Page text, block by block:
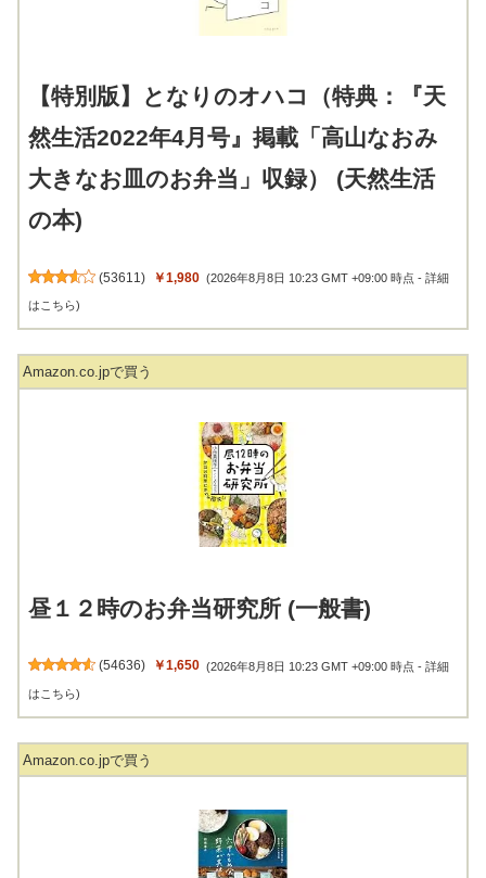
【特別版】となりのオハコ（特典：『天
然生活2022年4月号』掲載「高山なおみ
大きなお皿のお弁当」収録） (天然生活
の本)
(53611) ￥1,980 (2026年8月8日 10:23 GMT +09:00 時点 -詳細
はこちら)
Amazon.co.jpで買う
昼１２時のお弁当研究所 (一般書)
(54636) ￥1,650 (2026年8月8日 10:23 GMT +09:00 時点 -詳細
はこちら)
Amazon.co.jpで買う